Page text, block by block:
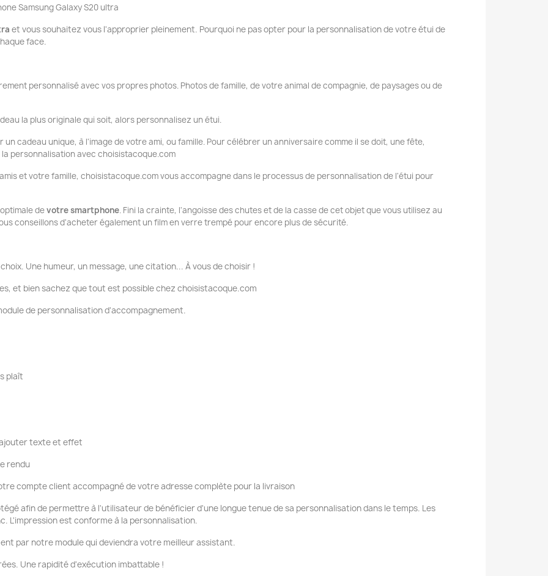
Samsung Galaxy S20 ultra
et vous souhaitez vous l'approprier pleinement. Pourquoi ne pas opter pour la personnalisation de votre étui de
face.
personnalisé avec vos propres photos. Photos de famille, de votre animal de compagnie, de paysages ou de
la plus originale qui soit, alors personnalisez un étui.
cadeau unique, à l'image de votre ami, ou famille. Pour célébrer un anniversaire comme il se doit, une fête,
personnalisation avec choisistacoque.com
et votre famille, choisistacoque.com vous accompagne dans le processus de personnalisation de l'étui pour
devotre smartphone. Fini la crainte, l'angoisse des chutes et de la casse de cet objet que vous utilisez au
conseillons d'acheter également un film en verre trempé pour encore plus de sécurité.
Une humeur, un message, une citation... À vous de choisir !
et bien sachez que tout est possible chez choisistacoque.com
de personnalisation d'accompagnement.
plaît
texte et effet
rendu
compte client accompagné de votre adresse complète pour la livraison
afin de permettre à l'utilisateur de bénéficier d'une longue tenue de sa personnalisation dans le temps. Les
L'impression est conforme à la personnalisation.
par notre module qui deviendra votre meilleur assistant.
Une rapidité d'exécution imbattable !